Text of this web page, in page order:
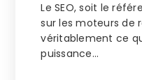
Le SEO, soit le
sur les moteurs de
véritablement ce
puissance…